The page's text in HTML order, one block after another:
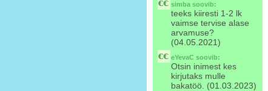
simba soovib:
teeks kiiresti 1-2 lk
vaimse tervise alase
arvamuse?
(04.05.2021)
eYevaC soovib:
Otsin inimest kes
kirjutaks mulle
bakatöö. (01.03.2023)